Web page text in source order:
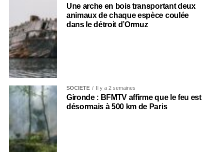
Une arche en bois transportant deux
animaux de chaque espèce coulée
dans le détroit d’Ormuz
SOCIÉTÉ Il y a 2 semaines
Gironde : BFMTV affirme que le feu est
désormais à 500 km de Paris